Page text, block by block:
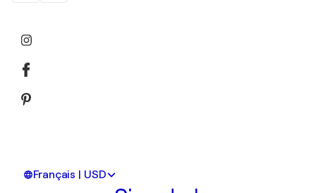
Français | USD